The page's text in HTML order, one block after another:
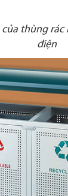
của thùng
điện